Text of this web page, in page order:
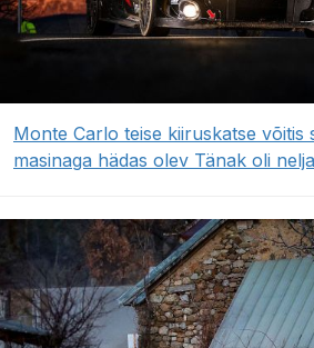
Monte Carlo teise kiiruskatse võitis
masinaga hädas olev Tänak oli